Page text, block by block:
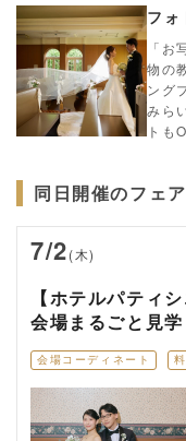
フォ
「
物の
ング
みら
トも
同日開催のフェア
7/2(木)
【ホテルパティ
会場まるごと見
会場コーディネート